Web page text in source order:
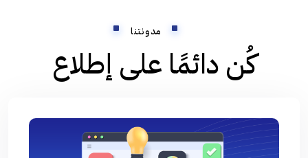
مدونتنا
كُن دائمًا على إطلاع